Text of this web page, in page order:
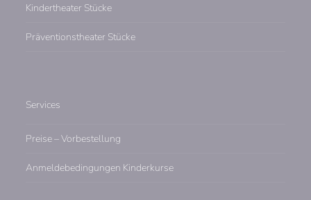
Kindertheater Stücke
Präventionstheater Stücke
Services
Preise – Vorbestellung
Anmeldebedingungen Kinderkurse